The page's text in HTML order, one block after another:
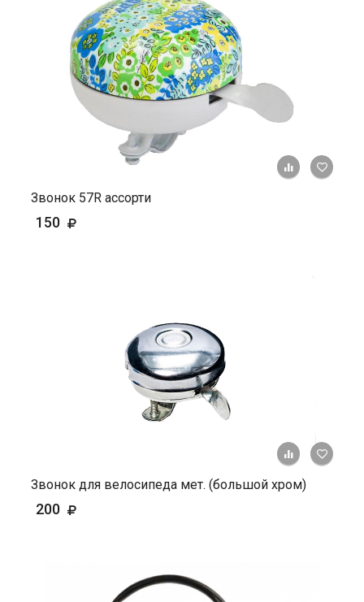
+ К
Звонок 57R ассорти
150
+ К
Звонок для велосипеда мет. (большой хром)
200